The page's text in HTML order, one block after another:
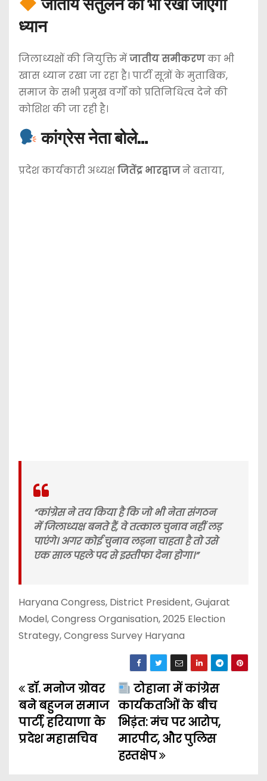
जातीय संतुलन का भी रखा जाएगा
ध्यान
जिलाध्यक्षों की नियुक्ति मेंजातीय समीकरणका भी
खास ध्यान रखा जा रहा है। पार्टी सूत्रों के मुताबिक,
समाज के सभी प्रमुख वर्गों को प्रतिनिधित्व देने की
कोशिश की जा रही है।
कांग्रेस नेता बोले…
प्रदेश कार्यकारी अध्यक्षजितेंद्र भारद्वाजने बताया,
“कांग्रेस ने तय किया है कि जो भी नेता संगठन
में जिलाध्यक्ष बनते हैं, वे तत्काल चुनाव नहीं लड़
पाएंगे। अगर कोई चुनाव लड़ना चाहता है तो उसे
एक साल पहले पद से इस्तीफा देना होगा।”
Haryana Congress, District President, Gujarat
Model, Congress Organisation, 2025 Election
Strategy, Congress Survey Haryana
P
o
s
टोहाना में कांग्रेस
कार्यकर्ताओं के बीच
भिड़ंत: मंच पर आरोप,
मारपीट, और पुलिस
हस्तक्षेप
डॉ. मनोज ग्रोवर
बने बहुजन समाज
पार्टी, हरियाणा के
प्रदेश महासचिव